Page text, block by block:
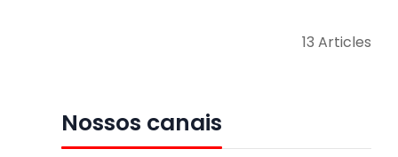
13 Articles
Nossos canais